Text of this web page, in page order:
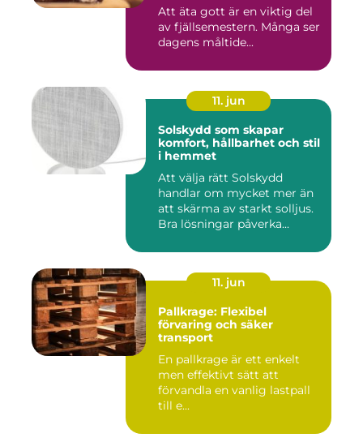
Att äta gott är en viktig del
av fjällsemestern. Många ser
dagens måltide...
11. jun
Solskydd som skapar
komfort, hållbarhet och stil
i hemmet
Att välja rätt Solskydd
handlar om mycket mer än
att skärma av starkt solljus.
Bra lösningar påverka...
11. jun
Pallkrage: Flexibel
förvaring och säker
transport
En pallkrage är ett enkelt
men effektivt sätt att
förvandla en vanlig lastpall
till e...